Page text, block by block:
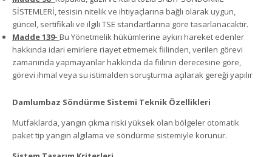
SİSTEMLERİ, tesisin nitelik ve ihtiyaçlarına bağlı olarak uygun,
güncel, sertifikalı ve ilgili TSE standartlarına göre tasarlanacaktır.
Madde 139- Bu Yönetmelik hükümlerine aykırı hareket edenler
hakkında idari emirlere riayet etmemek fiilinden, verilen görevi
zamanında yapmayanlar hakkında da fiilinin derecesine göre,
görevi ihmal veya su istimalden soruşturma açılarak gereği yapılır
Damlumbaz Söndürme Sistemi Teknik Özellikleri
Mutfaklarda, yangın çıkma riski yüksek olan bölgeler otomatik
paket tip yangın algılama ve söndürme sistemiyle korunur.